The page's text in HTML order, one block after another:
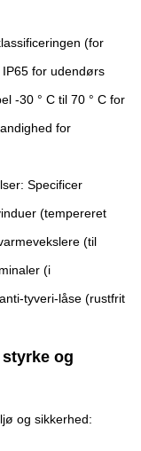
(for
for udendørs
-30 ° C til 70 ° C for
for
Specificer
(tempereret
(til
(i
tyveri-låse (rustfrit
og
og sikkerhed: